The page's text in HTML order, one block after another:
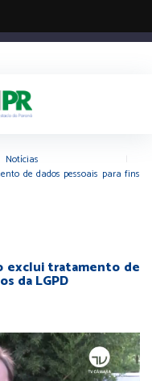
Notícias
de dados pessoais para fins
exclui tratamento de
da LGPD